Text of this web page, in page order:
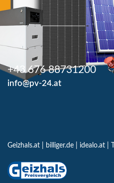
+43 676 88731200
info@pv-24.at
Geizhals.at billiger.de idealo.at